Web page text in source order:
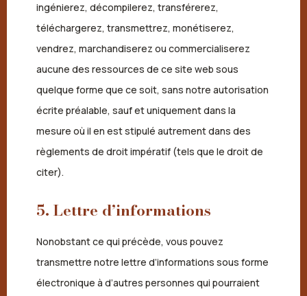
ingénierez, décompilerez, transférerez,
téléchargerez, transmettrez, monétiserez,
vendrez, marchandiserez ou commercialiserez
aucune des ressources de ce site web sous
quelque forme que ce soit, sans notre autorisation
écrite préalable, sauf et uniquement dans la
mesure où il en est stipulé autrement dans des
règlements de droit impératif (tels que le droit de
citer).
5. Lettre d’informations
Nonobstant ce qui précède, vous pouvez
transmettre notre lettre d’informations sous forme
électronique à d’autres personnes qui pourraient